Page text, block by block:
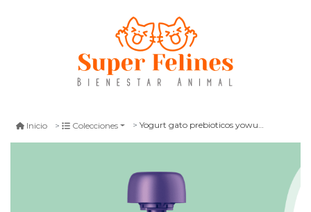
Inicio Colecciones Yogurt gato prebioticos yowup 85 gr